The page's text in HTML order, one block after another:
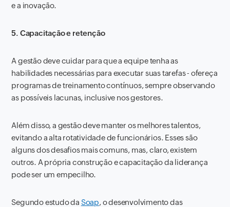
e a inovação.
5. Capacitação e retenção
A gestão deve cuidar para que a equipe tenha as
habilidades necessárias para executar suas tarefas - ofereça
programas de treinamento contínuos, sempre observando
as possíveis lacunas, inclusive nos gestores.
Além disso, a gestão deve manter os melhores talentos,
evitando a alta rotatividade de funcionários. Esses são
alguns dos desafios mais comuns, mas, claro, existem
outros. A própria construção e capacitação da liderança
pode ser um empecilho.
Segundo estudo da Soap, o desenvolvimento das